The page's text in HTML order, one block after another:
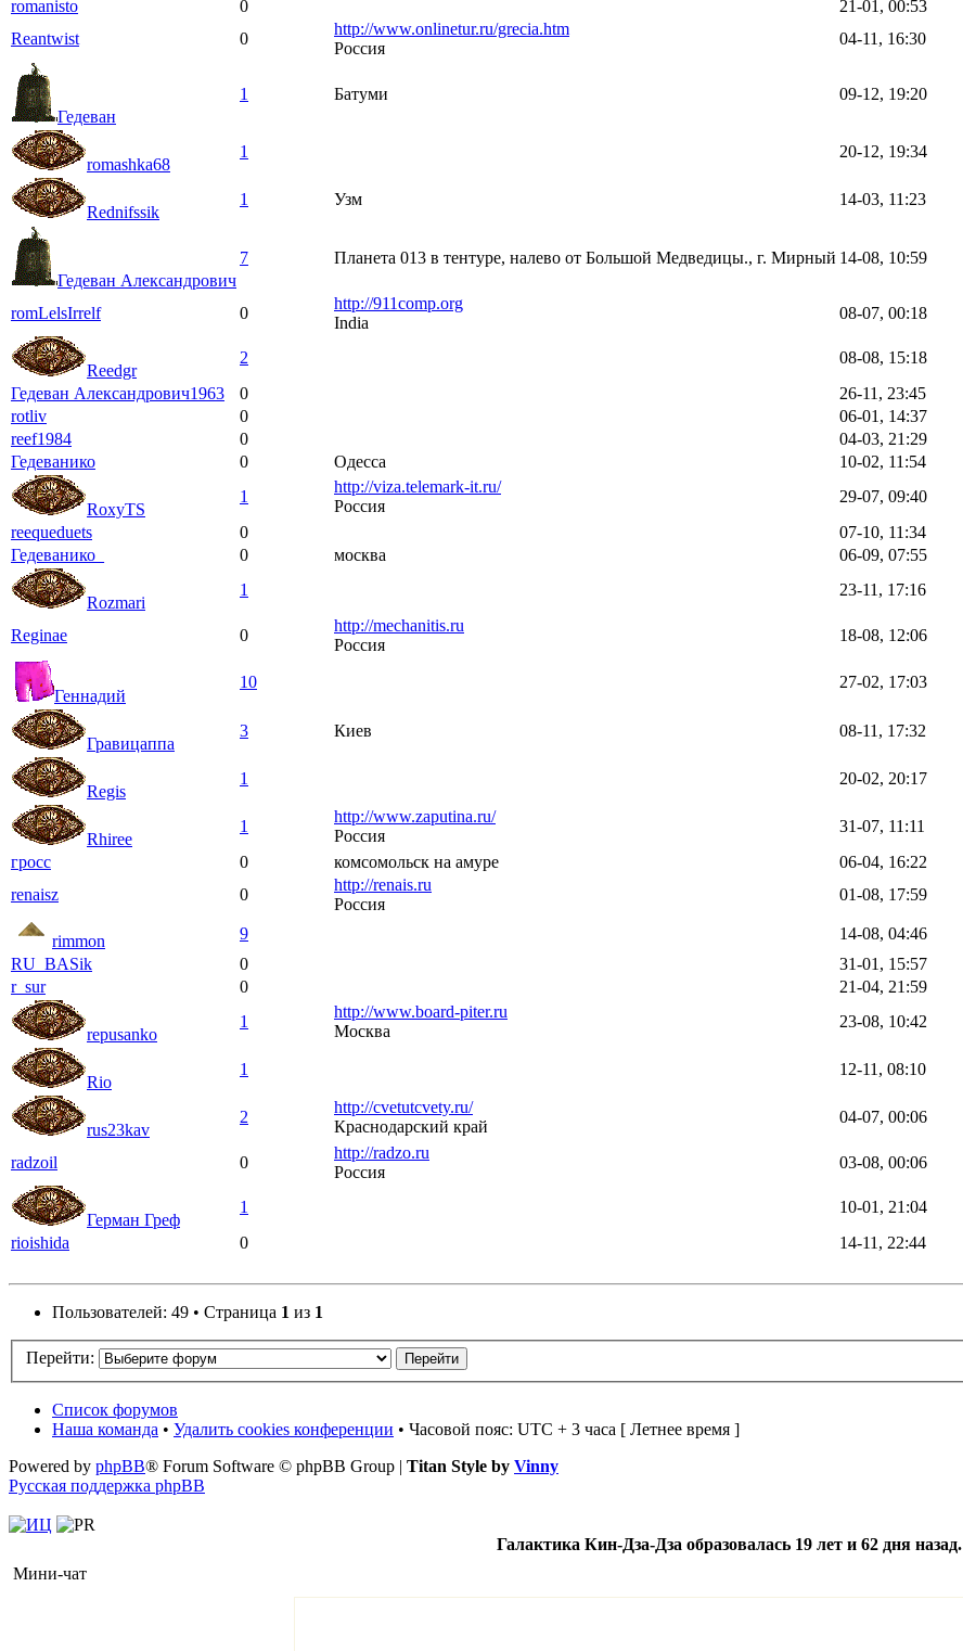
romanisto
0 21-01, 00:53
Reantwist
0
http://www.onlinetur.ru/grecia.htm
Россия
04-11, 16:30
Гедеван
1 Батуми 09-12, 19:20
romashka68
1 20-12, 19:34
Rednifssik
1 Узм 14-03, 11:23
Гедеван Александрович
7 Планета 013 в тентуре, налево от Большой Медведицы., г. Мирный 14-08, 10:59
romLelsIrrelf 0
http://911comp.org
India
08-07, 00:18
Reedgr
2 08-08, 15:18
Гедеван Александрович1963
0 26-11, 23:45
rotliv
0 06-01, 14:37
reef1984
0 04-03, 21:29
Гедеванико
0 Одесса 10-02, 11:54
RoxyTS
1
http://viza.telemark-it.ru/
Россия
29-07, 09:40
reequeduets
0 07-10, 11:34
Гедеванико_
0 москва 06-09, 07:55
Rozmari
1 23-11, 17:16
Reginae 0
http://mechanitis.ru
Россия
18-08, 12:06
Геннадий
10 27-02, 17:03
Гравицаппа
3 Киев 08-11, 17:32
Regis
1 20-02, 20:17
Rhiree
1
http://www.zaputina.ru/
Россия
31-07, 11:11
гросс
0 комсомольск на амуре 06-04, 16:22
renaisz
0
http://renais.ru
Россия
01-08, 17:59
rimmon 9 14-08, 04:46
RU_BASik
0 31-01, 15:57
r_sur
0 21-04, 21:59
repusanko
1
http://www.board-piter.ru
Москва
23-08, 10:42
Rio
1 12-11, 08:10
rus23kav
2
http://cvetutcvety.ru/
Краснодарский край
04-07, 00:06
radzoil 0
http://radzo.ru
Россия
03-08, 00:06
Герман Греф
1 10-01, 21:04
rioishida
0 14-11, 22:44
Пользователей: 49 • Страница 1 из 1
Перейти:
Список форумов
Наша команда • Удалить cookies конференции • Часовой пояс: UTC + 3 часа [ Летнее время ]
Powered by phpBB® Forum Software © phpBB Group | Titan Style by Vinny
Русская поддержка phpBB
Галактика Кин-Дза-Дза образовалась 19 лет и 62 дня назад.
Мини-чат